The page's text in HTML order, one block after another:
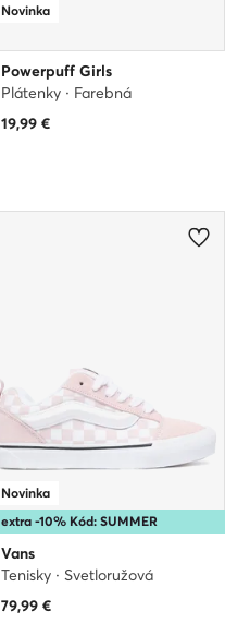
Novinka
Powerpuff Girls
Plátenky · Farebná
19,99 €
extra -10% Kód: SUMMER
Novinka
Vans
Tenisky · Svetloružová
79,99 €